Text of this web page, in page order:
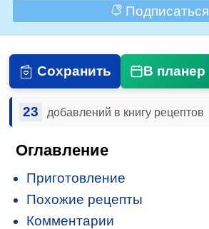
Подписаться
Сохранить В планер
23 добавлений в книгу рецептов
Оглавление
Приготовление
Похожие рецепты
Комментарии